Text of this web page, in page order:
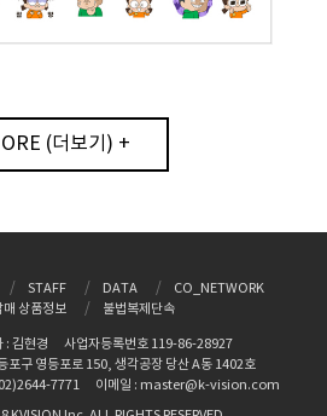
(더보기) +
STAFF DATA
CO_NETWORK
매 상품정보
불법복제단속
: 김현경
사업자등록번호 119-86-28927
포구 영등포로 150, 생각공장 당산 A동 1402호
7771
이메일 : master@k-vision.com